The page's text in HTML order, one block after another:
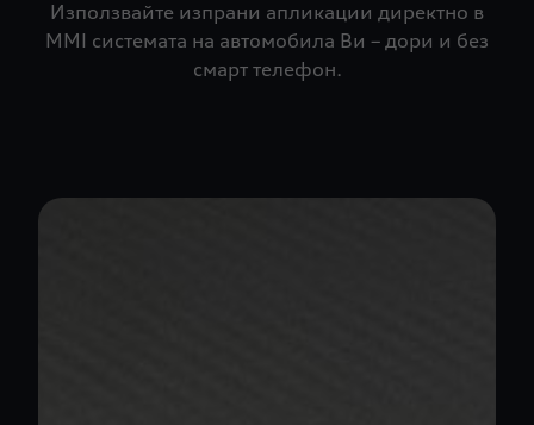
Използвайте изпрани апликации директно в
MMI системата на автомобила Ви – дори и без
смарт телефон.